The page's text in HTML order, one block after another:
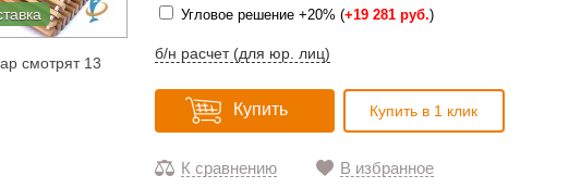
смотрят 13
Угловое решение +20% (+19 281 руб.)
б/н расчет (для юр. лиц)
Купить Купить в 1 клик
К сравнению В избранное